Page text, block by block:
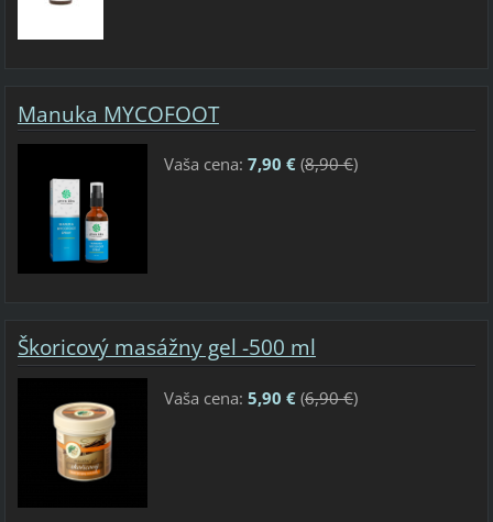
Manuka MYCOFOOT
Vaša cena: 7,90 €(8,90 €)
Škoricový masážny gel -500 ml
Vaša cena: 5,90 €(6,90 €)